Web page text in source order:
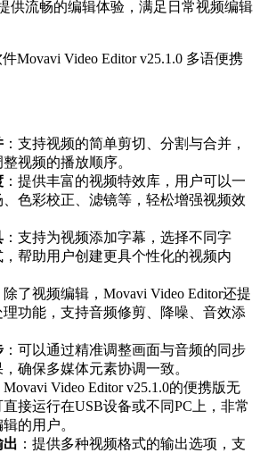
供流畅的编辑体验，满足日常视频编辑
：支持视频的简单剪切、分割与合并，
视频的播放顺序。
：提供丰富的视频特效库，用户可以一
色彩校正、滤镜等，轻松增强视频效
：支持为视频添加字幕，选择不同字
帮助用户创建更具个性化的视频内
除了视频编辑，Movavi Video Editor还提
功能，支持音频修剪、降噪、音效添
：可以通过精准调整画面与音频的同步
确保多媒体元素协调一致。
Movavi Video Editor v25.1.0的便携版无
接运行在USB设备或不同PC上，非常
的用户。
出 ：提供多种视频格式的输出选项，支